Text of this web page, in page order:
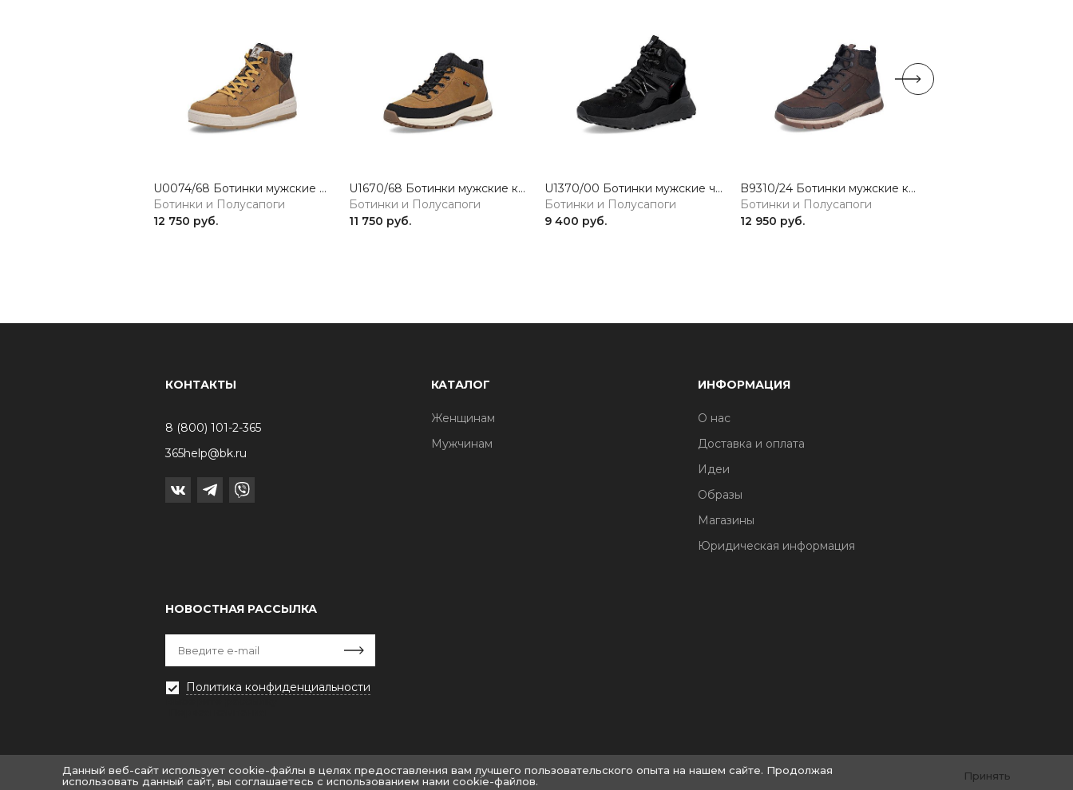
U0074/68 Ботинки мужские рыжий Rieker Sport
Ботинки и Полусапоги
12 750 руб.
U1670/68 Ботинки мужские коричневый Rieker Sport
Ботинки и Полусапоги
11 750 руб.
U1370/00 Ботинки мужские черный Rieker sport
Ботинки и Полусапоги
9 400 руб.
B9310/24 Ботинки мужские коричневый Rieker
Ботинки и Полусапоги
12 950 руб.
КОНТАКТЫ
8 (800) 101-2-365
365help@bk.ru
КАТАЛОГ
Женщинам
Мужчинам
ИНФОРМАЦИЯ
О нас
Доставка и оплата
Идеи
Образы
Магазины
Юридическая информация
НОВОСТНАЯ РАССЫЛКА
Политика конфиденциальности
© «Крайт: Одежда.Fashion»
Данный веб-сайт использует cookie-файлы в целях предоставления вам лучшего пользовательского опыта на нашем сайте. Продолжая
использовать данный сайт, вы соглашаетесь с использованием нами cookie-файлов.
Принять